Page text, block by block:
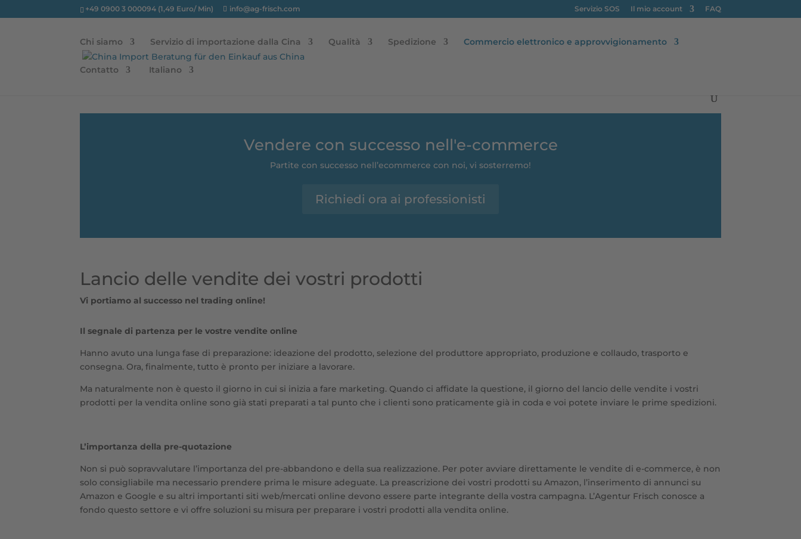
+49 0900 3 000094 (1,49 Euro/ Min) info@ag-frisch.com Servizio SOS Il mio account FAQ
Chi siamo Servizio di importazione dalla Cina Qualità Spedizione Commercio elettronico e approvvigionamento
Contatto Italiano
Vendere con successo nell'e-commerce
Partite con successo nell’ecommerce con noi, vi sosterremo!
Richiedi ora ai professionisti
Lancio delle vendite dei vostri prodotti
Vi portiamo al successo nel trading online!
Il segnale di partenza per le vostre vendite online
Hanno avuto una lunga fase di preparazione: ideazione del prodotto, selezione del produttore appropriato, produzione e collaudo, trasporto e
consegna. Ora, finalmente, tutto è pronto per iniziare a lavorare.
Ma naturalmente non è questo il giorno in cui si inizia a fare marketing. Quando ci affidate la questione, il giorno del lancio delle vendite i vostri
prodotti per la vendita online sono già stati preparati a tal punto che i clienti sono praticamente già in coda e voi potete inviare le prime spedizioni.
L’importanza della pre-quotazione
Non si può sopravvalutare l’importanza del pre-abbandono e della sua realizzazione. Per poter avviare direttamente le vendite di e-commerce, è non
solo consigliabile ma necessario prendere prima le misure adeguate. La preascrizione dei vostri prodotti su Amazon, l’inserimento di annunci su
Amazon e Google e su altri importanti siti web/mercati online devono essere parte integrante della vostra campagna. L’Agentur Frisch conosce a
fondo questo settore e vi offre soluzioni su misura per preparare i vostri prodotti alla vendita online.